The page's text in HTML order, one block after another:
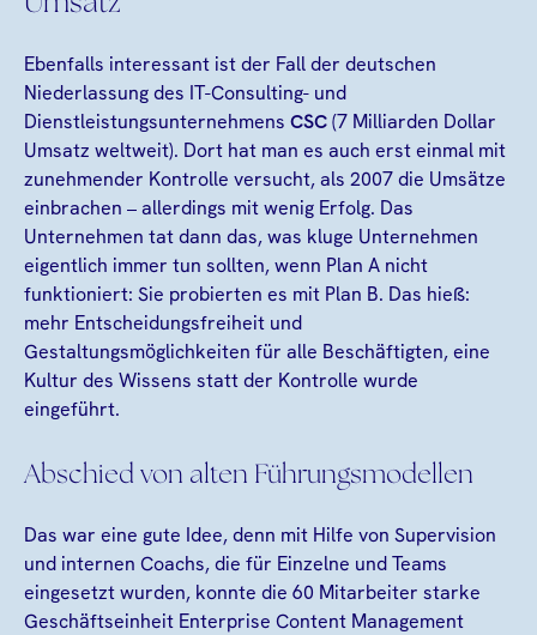
Ebenfalls interessant ist der Fall der deutschen
Niederlassung des IT-Consulting- und
Dienstleistungsunternehmens CSC(7 Milliarden Dollar
Umsatz weltweit). Dort hat man es auch erst einmal mit
zunehmender Kontrolle versucht, als 2007 die Umsätze
einbrachen – allerdings mit wenig Erfolg. Das
Unternehmen tat dann das, was kluge Unternehmen
eigentlich immer tun sollten, wenn Plan A nicht
funktioniert: Sie probierten es mit Plan B. Das hieß:
mehr Entscheidungsfreiheit und
Gestaltungsmöglichkeiten für alle Beschäftigten, eine
Kultur des Wissens statt der Kontrolle wurde
eingeführt.
Abschied von alten Führungsmodellen
Das war eine gute Idee, denn mit Hilfe von Supervision
und internen Coachs, die für Einzelne und Teams
eingesetzt wurden, konnte die 60 Mitarbeiter starke
Geschäftseinheit Enterprise Content Management